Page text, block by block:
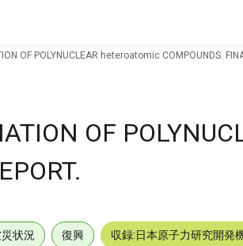
OF POLYNUCLEAR heteroatomic COMPOUNDS.
OF
状況 復興 収録:日本原子力研究開発